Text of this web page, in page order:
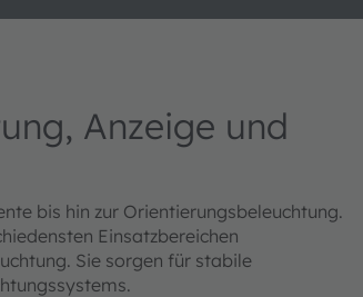
Anzeige und
bis hin zur Orientierungsbeleuchtung.
Einsatzbereichen
Sie sorgen für stabile